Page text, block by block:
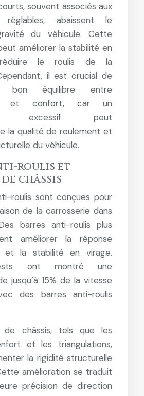
souvent associés aux
réglables, abaissent le
du véhicule. Cette
améliorer la stabilité en
le roulis de la
il est crucial de
bon équilibre entre
et confort, car un
excessif peut
la qualité de roulement et
du véhicule.
roulis et
châssis
roulis sont conçues pour
de la carrosserie dans
barres anti-roulis plus
améliorer la réponse
et la stabilité en virage.
ont montré une
jusqu’à 15% de la vitesse
des barres anti-roulis
de châssis, tels que les
et les triangulations,
la rigidité structurelle
amélioration se traduit
précision de direction